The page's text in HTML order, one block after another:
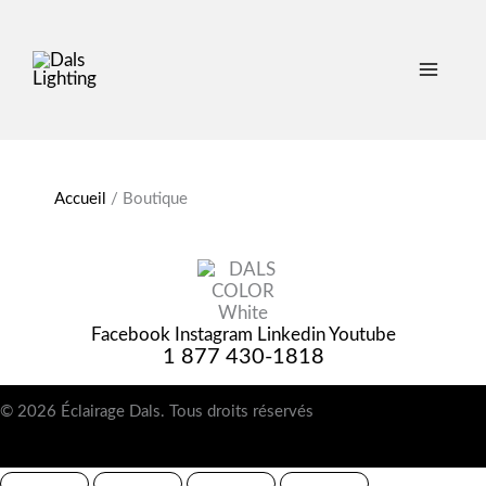
Accueil / Boutique
Facebook Instagram Linkedin Youtube
1 877 430-1818
© 2026 Éclairage Dals. Tous droits réservés